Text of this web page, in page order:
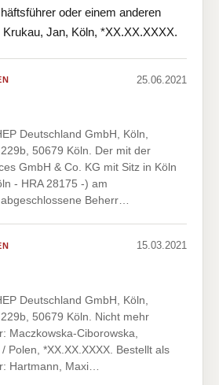
oder einem anderen
Krukau, Jan, Köln, *XX.XX.XXXX.
25.06.2021
Deutschland GmbH, Köln,
50679 Köln. Der mit der
GmbH & Co. KG mit Sitz in Köln
- HRA 28175 -) am
Beherr…
15.03.2021
Deutschland GmbH, Köln,
50679 Köln. Nicht mehr
Maczkowska-Ciborowska,
Polen, *XX.XX.XXXX. Bestellt als
Hartmann, Maxi…